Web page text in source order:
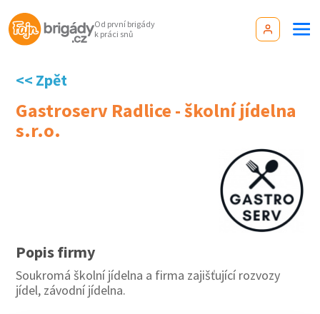
Od první brigády
k práci snů
<< Zpět
Gastroserv Radlice - školní jídelna
s.r.o.
Popis firmy
Soukromá školní jídelna a firma zajišťující rozvozy
jídel, závodní jídelna.